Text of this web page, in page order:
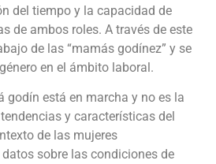
del tiempo y la capacidad de
de ambos roles. A través de este
de las “mamás godínez” y se
en el ámbito laboral.
godín está en marcha y no es la
y características del
de las mujeres
sobre las condiciones de